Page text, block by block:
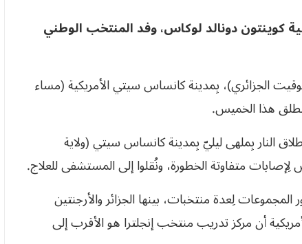
دونالد لوكاس، وفد المنتخب الوطني
الجزائري)، بِمدينة كانساس سيتي الأمريكية (مساء
هذا الخميس.
النار بِملهى ليليّ بِمدينة كانساس سيتي (ولاية
لِعدة منتخبات، بينها الجزائر والأرجنتين
أن مركز تدريب منتخب إنجلترا هو الأقرب إلى